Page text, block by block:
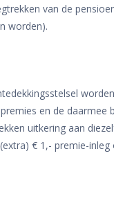
van de
worden).
en de daarmee
uitkering aan
€ 1,- premie-